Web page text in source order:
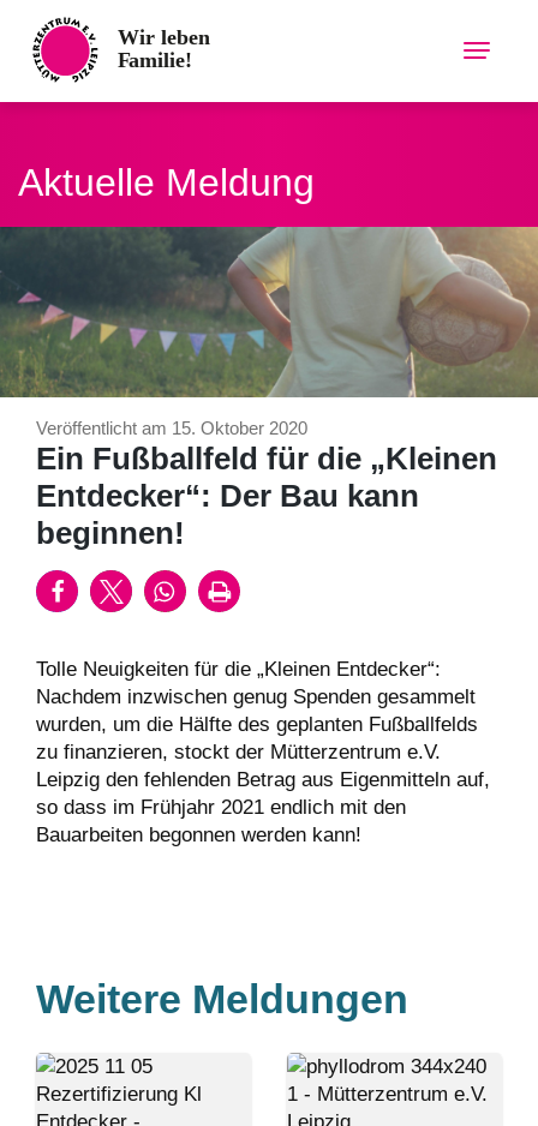
content
Aktuelle Meldung
Veröffentlicht am 15. Oktober 2020
Ein Fußballfeld für die „Kleinen
Entdecker“: Der Bau kann
beginnen!
Tolle Neuigkeiten für die „Kleinen Entdecker“:
Nachdem inzwischen genug Spenden gesammelt
wurden, um die Hälfte des geplanten Fußballfelds
zu finanzieren, stockt der Mütterzentrum e.V.
Leipzig den fehlenden Betrag aus Eigenmitteln auf,
so dass im Frühjahr 2021 endlich mit den
Bauarbeiten begonnen werden kann!
Weitere Meldungen